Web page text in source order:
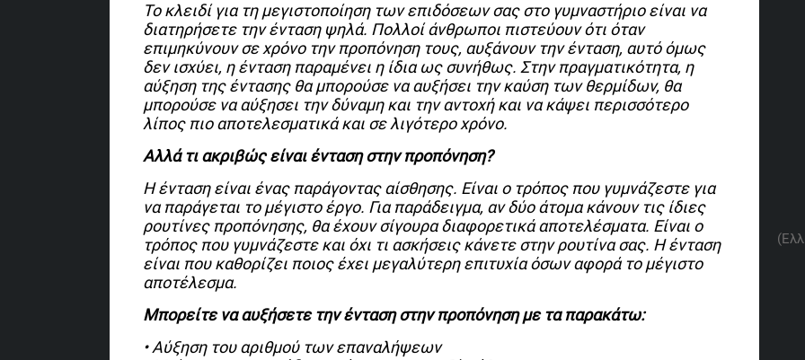
Το κλειδί για τη μεγιστοποίηση των επιδόσεων σας στο γυμναστήριο είναι να
διατηρήσετε την ένταση ψηλά. Πολλοί άνθρωποι πιστεύουν ότι όταν
επιμηκύνουν σε χρόνο την προπόνηση τους, αυξάνουν την ένταση, αυτόόμως
δεν ισχύει, η ένταση παραμένει η ίδια ωςσυνήθως. Στην πραγματικότητα, η
αύξηση της έντασης θα μπορούσε να αυξήσει την καύση των θερμίδων, θα
μπορούσε να αύξησει την δύναμη και την αντοχή και να κάψει περισσότερο
λίπος πιο αποτελεσματικά και σε λιγότερο χρόνο.
Αλλά τι ακριβώς είναι ένταση στην προπόνηση?
Η ένταση είναι ένας παράγοντας αίσθησης. Είναι ο τρόπος που γυμνάζεστε για
να παράγεται το μέγιστο έργο. Για παράδειγμα, αν δύο άτομα κάνουν τις ίδιες
ρουτίνες προπόνησης, θα έχουν σίγουρα διαφορετικά αποτελέσματα. Είναι ο
τρόπος που γυμνάζεστε και όχι τι ασκήσεις κάνετε στην ρουτίνα σας. Η ένταση
είναι που καθορίζει ποιος έχει μεγαλύτερη επιτυχία όσων αφορά το μέγιστο
αποτέλεσμα.
Μπορείτε να αυξήσετε την ένταση στην προπόνηση με τα παρακάτω:
• Αύξηση του αριθμού των επαναλήψεων